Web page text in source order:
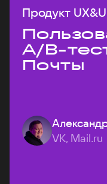
Продукт
A/B-
Почты
VK, Mail.ru